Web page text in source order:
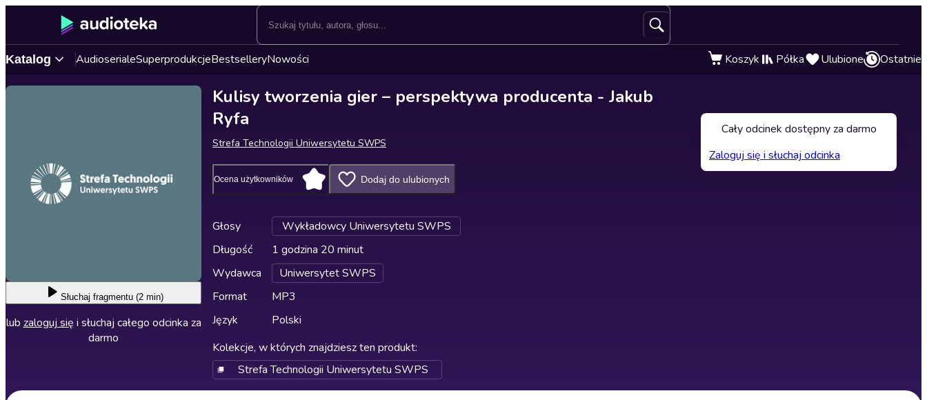
Katalog AudioserialeSuperprodukcjeBestselleryNowości Koszyk Półka Ulubione Ostatnie
Słuchaj fragmentu (2 min)
lub zaloguj się i słuchaj całego odcinka za
darmo
Kulisy tworzenia gier – perspektywa producenta - Jakub
Ryfa
Strefa Technologii Uniwersytetu SWPS
Ocena użytkowników Dodaj do ulubionych
Głosy
Wykładowcy Uniwersytetu SWPS
Długość
1 godzina 20 minut
Wydawca
Uniwersytet SWPS
Format
MP3
Język
Polski
Kolekcje, w których znajdziesz ten produkt:
Strefa Technologii Uniwersytetu SWPS
Cały odcinek dostępny za darmo
Zaloguj się i słuchaj odcinka